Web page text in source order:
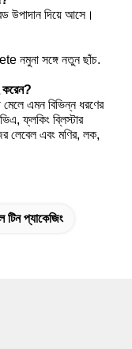
উপাদান দিয়ে আসে।
নমুনা সঙ্গে নতুন ছাঁচ.
করেন?
এমন বিভিন্ন ধরণের
ফ্লকিং ব্লিস্টার
লেবেল এবং মণির, লক,
প্যাকেজিং